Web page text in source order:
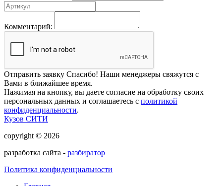
Комментарий:
Отправить заявку Спасибо! Наши менеджеры свяжутся с
Вами в ближайшее время.
Нажимая на кнопку, вы даете согласие на обработку своих
персональных данных и соглашаетесь с политикой
конфиденциальности.
Кузов СИТИ
copyright © 2026
разработка сайта - разбиратор
Политика конфиденциальности